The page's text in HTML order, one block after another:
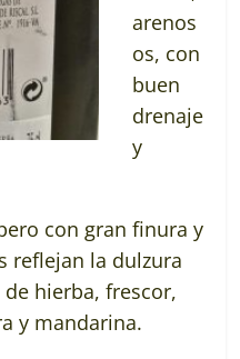
arenos
os, con
buen
drenaje
y
con gran finura y
reflejan la dulzura
hierba, frescor,
y mandarina.